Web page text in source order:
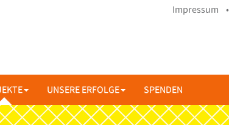
Impressum •
UNSERE ERFOLGE SPENDEN